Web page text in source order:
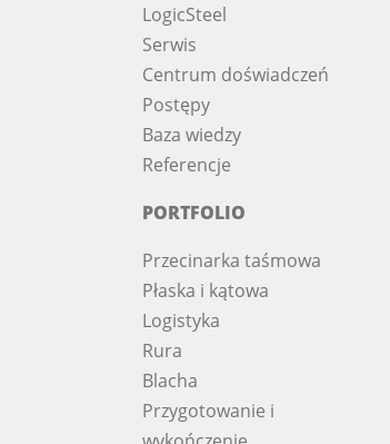
LogicSteel
Serwis
Centrum doświadczeń
Postępy
Baza wiedzy
Referencje
PORTFOLIO
Przecinarka taśmowa
Płaska i kątowa
Logistyka
Rura
Blacha
Przygotowanie i